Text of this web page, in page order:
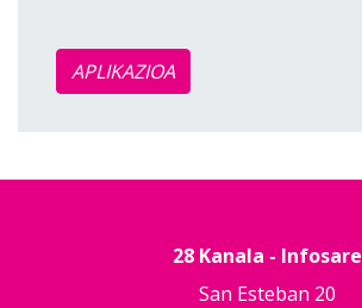
APLIKAZIOA
28 Kanala - Infosare
San Esteban 20